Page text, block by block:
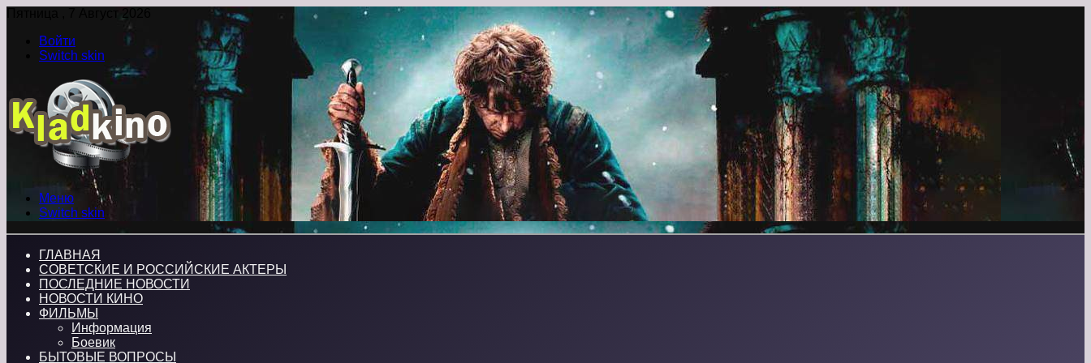
Пятница , 7 Август 2026
Войти
Switch skin
Меню
Switch skin
ГЛАВНАЯ
СОВЕТСКИЕ И РОССИЙСКИЕ АКТЕРЫ
ПОСЛЕДНИЕ НОВОСТИ
НОВОСТИ КИНО
ФИЛЬМЫ
Информация
Боевик
БЫТОВЫЕ ВОПРОСЫ